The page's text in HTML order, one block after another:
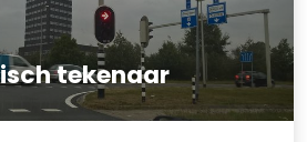
tekenaar